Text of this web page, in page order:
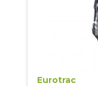
Eurotrac